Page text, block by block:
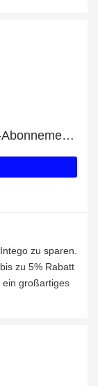
Erhalten Sie 5% Rabatt auf E-Mail-Abonnements
zu sparen.
zu 5% Rabatt
ein großartiges